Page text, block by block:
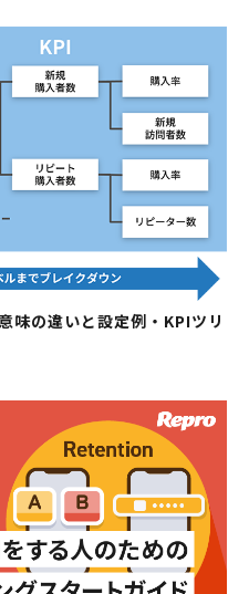
味の違いと設定例・KPIツリ